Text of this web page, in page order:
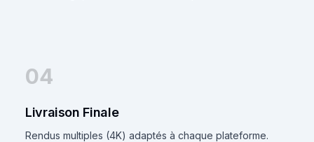
04
Livraison Finale
Rendus multiples (4K) adaptés à chaque plateforme.